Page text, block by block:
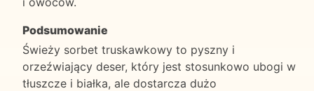
Podsumowanie
Świeży sorbet truskawkowy to pyszny i
orzeźwiający deser, który jest stosunkowo ubogi w
tłuszcze i białka, ale dostarcza dużo